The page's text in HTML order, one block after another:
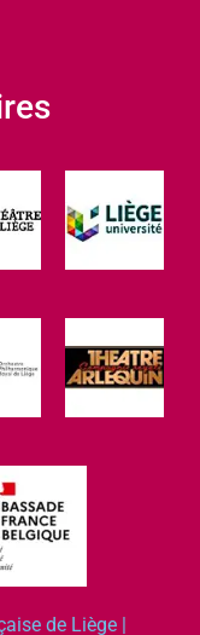
de Liège |